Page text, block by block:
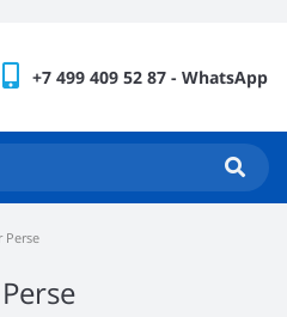
+7 499 409 52 87 - WhatsApp
Perse